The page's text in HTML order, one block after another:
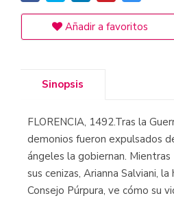
Añadir a favoritos
Sinopsis
FLORENCIA, 1492.Tras la
demonios fueron expulsados
ángeles la gobiernan.
sus cenizas, Arianna Salviani,
Consejo Púrpura, ve cómo su